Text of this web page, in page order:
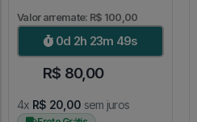
Valor arremate: R$ 100,00
0d 2h 23m 48s
R$ 80,00
4x R$ 20,00 sem juros